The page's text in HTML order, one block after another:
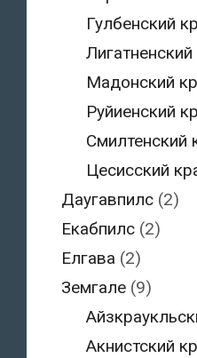
Гулбенский
Лигатненский
Мадонский
Руйиенский
Смилтенский
Цесисский
Даугавпилс(2)
Екабпилс(2)
Елгава (2)
Земгале(9)
Акнистский